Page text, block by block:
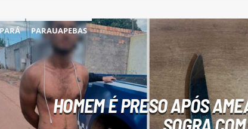
PARAUAPEBAS
HOMEM É PRESO APÓS